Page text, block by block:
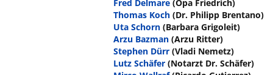
Fred Delmare (Opa Friedrich)
Thomas Koch (Dr. Philipp Brentano)
Uta Schorn (Barbara Grigoleit)
Arzu Bazman (Arzu Ritter)
Stephen Dürr (Vladi Nemetz)
Lutz Schäfer (Notarzt Dr. Schäfer)